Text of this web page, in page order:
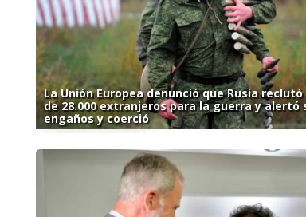
La Unión Europea denunció que Rusia
de 28.000 extranjeros para la guerra y alertó
engaños y coerció